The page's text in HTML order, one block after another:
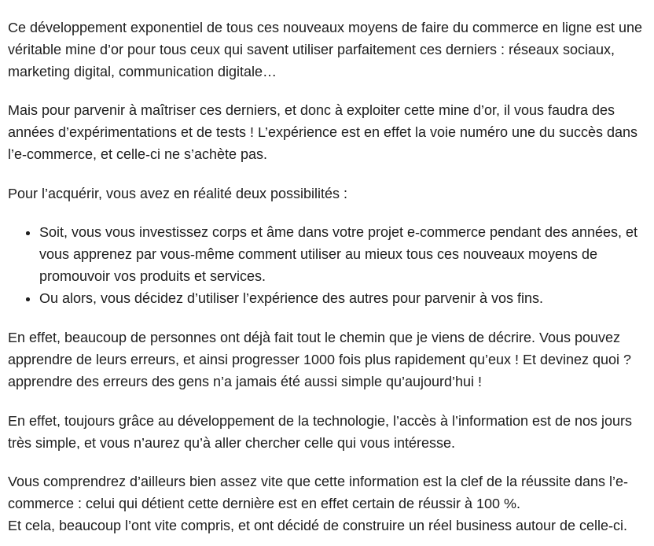
Ce développement exponentiel de tous ces nouveaux moyens de faire du commerce en ligne est une
véritable mine d’or pour tous ceux qui savent utiliser parfaitement ces derniers : réseaux sociaux,
marketing digital, communication digitale…
Mais pour parvenir à maîtriser ces derniers, et donc à exploiter cette mine d’or, il vous faudra des
années d’expérimentations et de tests ! L’expérience est en effet la voie numéro une du succès dans
l’e-commerce, et celle-ci ne s’achète pas.
Pour l’acquérir, vous avez en réalité deux possibilités :
Soit, vous vous investissez corps et âme dans votre projet e-commerce pendant des années, et
vous apprenez par vous-même comment utiliser au mieux tous ces nouveaux moyens de
promouvoir vos produits et services.
Ou alors, vous décidez d’utiliser l’expérience des autres pour parvenir à vos fins.
En effet, beaucoup de personnes ont déjà fait tout le chemin que je viens de décrire. Vous pouvez
apprendre de leurs erreurs, et ainsi progresser 1000 fois plus rapidement qu’eux ! Et devinez quoi ?
apprendre des erreurs des gens n’a jamais été aussi simple qu’aujourd’hui !
En effet, toujours grâce au développement de la technologie, l’accès à l’information est de nos jours
très simple, et vous n’aurez qu’à aller chercher celle qui vous intéresse.
Vous comprendrez d’ailleurs bien assez vite que cette information est la clef de la réussite dans l’e-
commerce : celui qui détient cette dernière est en effet certain de réussir à 100 %.
Et cela, beaucoup l’ont vite compris, et ont décidé de construire un réel business autour de celle-ci.